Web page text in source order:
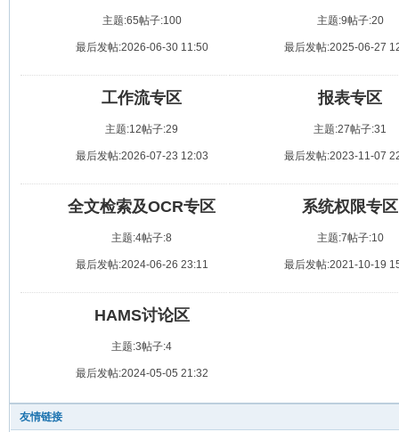
主题:65帖子:100
最后发帖:2026-06-30 11:50
主题:9帖子:20
最后发帖:2025-06-27
工作流专区
主题:12帖子:29
最后发帖:2026-07-23 12:03
报表专区
主题:27帖子:31
最后发帖:2023-11-07
全文检索及OCR专区
主题:4帖子:8
最后发帖:2024-06-26 23:11
系统权限专区
主题:7帖子:10
最后发帖:2021-10-19
HAMS讨论区
主题:3帖子:4
最后发帖:2024-05-05 21:32
友情链接